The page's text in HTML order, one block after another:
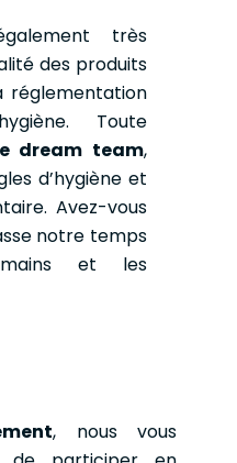
très
des produits
réglementation
Toute
dream team,
d’hygiène et
Avez-vous
notre temps
et les
, nous vous